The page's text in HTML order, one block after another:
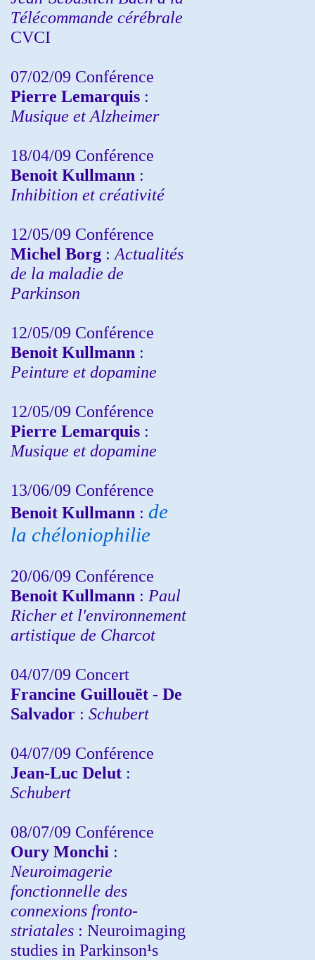
Télécommande cérébrale
CVCI
07/02/09 Conférence
Pierre Lemarquis :
Musique et Alzheimer
18/04/09 Conférence
Benoit Kullmann :
Inhibition et créativité
12/05/09 Conférence
Michel Borg : Actualités
de la maladie de
Parkinson
12/05/09 Conférence
Benoit Kullmann :
Peinture et dopamine
12/05/09 Conférence
Pierre Lemarquis :
Musique et dopamine
13/06/09 Conférence
Benoit Kullmann : de
la chéloniophilie
20/06/09 Conférence
Benoit Kullmann : Paul
Richer et l'environnement
artistique de Charcot
04/07/09 Concert
Francine Guillouët - De
Salvador : Schubert
04/07/09 Conférence
Jean-Luc Delut :
Schubert
08/07/09 Conférence
Oury Monchi :
Neuroimagerie
fonctionnelle des
connexions fronto-
striatales : Neuroimaging
studies in Parkinson¹s